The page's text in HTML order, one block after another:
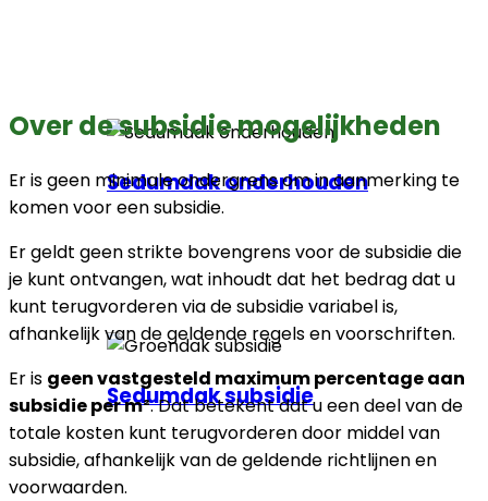
Sedumdak onderhouden
Sedumdak subsidie
Over de subsidie mogelijkheden
Er is geen minimale ondergrens om in aanmerking te
komen voor een subsidie.
Er geldt geen strikte bovengrens voor de subsidie die
je kunt ontvangen, wat inhoudt dat het bedrag dat u
kunt terugvorderen via de subsidie variabel is,
afhankelijk van de geldende regels en voorschriften.
Er is geen vastgesteld maximum percentage aan
subsidie per m². Dat betekent dat u een deel van de
totale kosten kunt terugvorderen door middel van
subsidie, afhankelijk van de geldende richtlijnen en
voorwaarden.